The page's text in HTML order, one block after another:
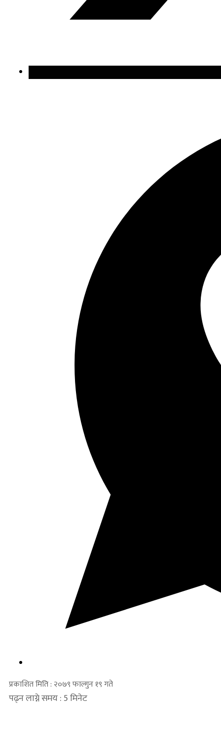
प्रकाशित मिति : २०७९ फाल्गुन १९ गते
पढ्न लाग्ने समय : 5 मिनेट